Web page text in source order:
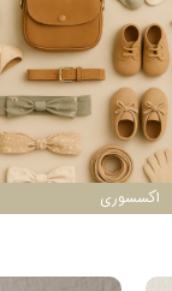
اکسسوری